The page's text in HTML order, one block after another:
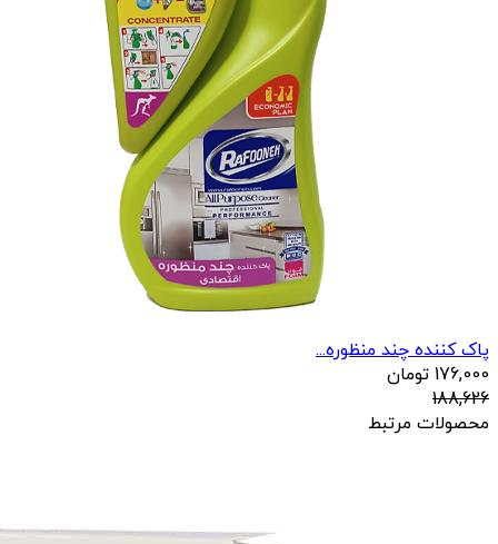
پاک کننده چند منظوره...
176,000 تومان
188,626
محصولات مرتبط